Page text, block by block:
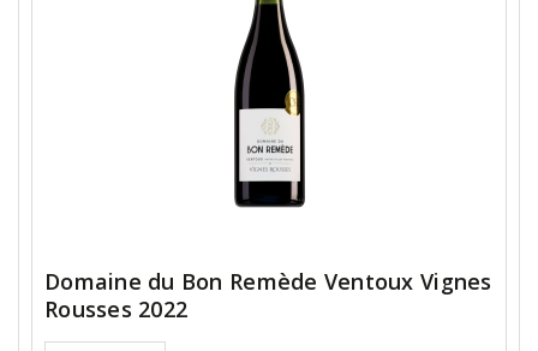
Domaine du Bon Remède Ventoux Vignes
Rousses 2022